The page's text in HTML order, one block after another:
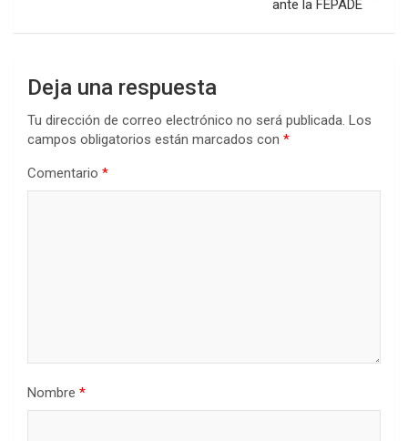
ante la FEPADE
Deja una respuesta
Tu dirección de correo electrónico no será publicada. Los
campos obligatorios están marcados con *
Comentario *
Nombre *